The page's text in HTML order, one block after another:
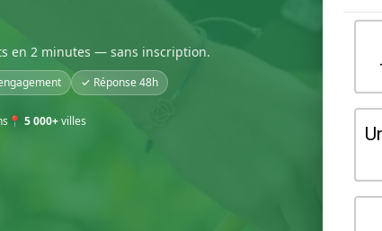
en 2 minutes — sans inscription.
✓ Réponse 48h
📍 5 000+villes